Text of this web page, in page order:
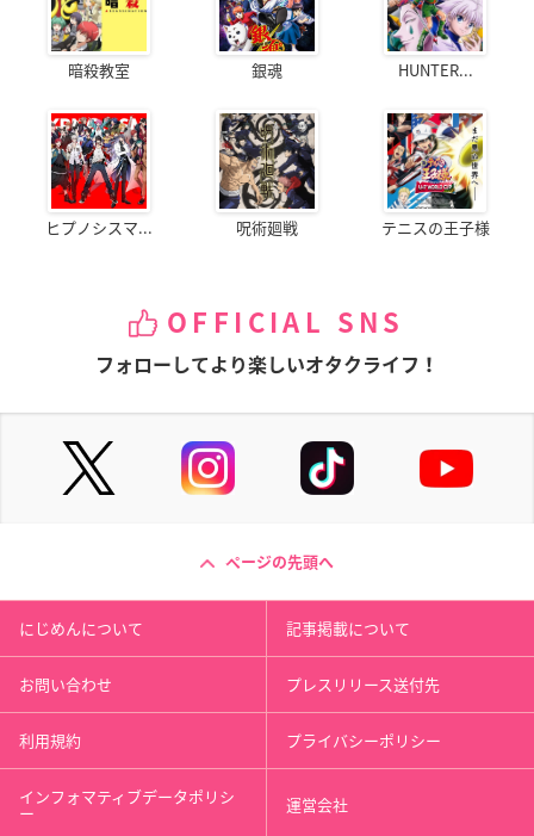
暗殺教室 銀魂 HUNTER...
ヒプノシスマ... 呪術廻戦 テニスの王子様
OFFICIAL SNS
フォローしてより楽しいオタクライフ！
ページの先頭へ
にじめんについて 記事掲載について
お問い合わせ プレスリリース送付先
利用規約 プライバシーポリシー
インフォマティブデータポリシ
ー 運営会社